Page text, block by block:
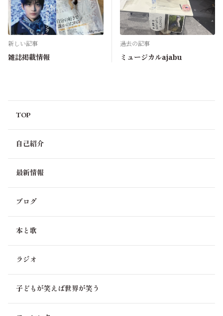
新しい記事
雑誌掲載情報
過去の記事
ミュージカルajabu
TOP
自己紹介
最新情報
ブログ
本と歌
ラジオ
子どもが笑えば世界が笑う